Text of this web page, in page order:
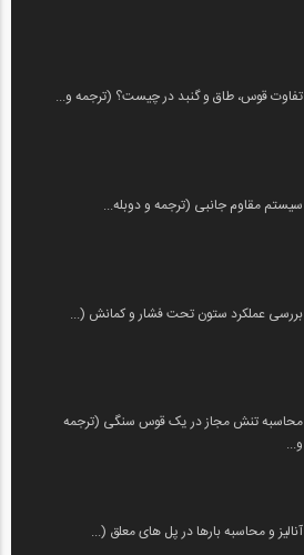
تفاوت قوس، طاق و گنبد در چیست؟ (ترجمه و...
سیستم مقاوم جانبی (ترجمه و دوبله...
بررسی عملکرد ستون تحت فشار و کمانش (...
محاسبه تنش مجاز در یک قوس سنگی (ترجمه
و...
آنالیز و محاسبه بارها در پل های معلق (...